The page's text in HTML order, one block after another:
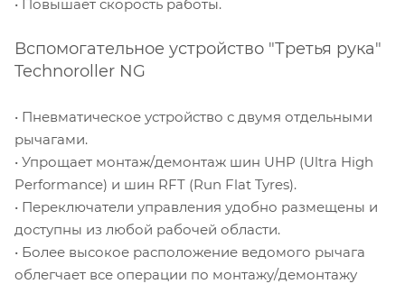
• Повышает скорость работы.
Вспомогательное устройство "Третья рука"
Technoroller NG
• Пневматическое устройство с двумя отдельными
рычагами.
• Упрощает монтаж/демонтаж шин UHP (Ultra High
Performance) и шин RFT (Run Flat Tyres).
• Переключатели управления удобно размещены и
доступны из любой рабочей области.
• Более высокое расположение ведомого рычага
облегчает все операции по монтажу/демонтажу